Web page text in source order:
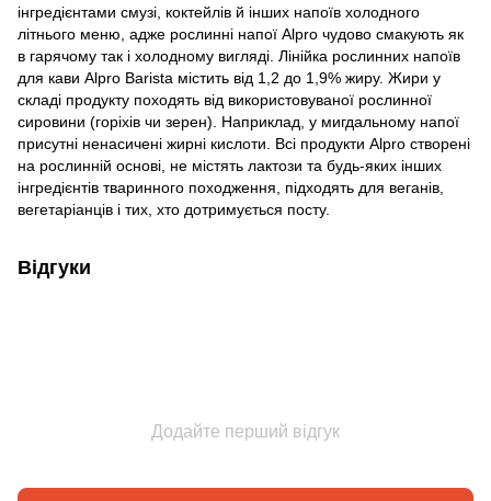
інгредієнтами смузі, коктейлів й інших напоїв холодного
літнього меню, адже рослинні напої Alpro чудово смакують як
в гарячому так і холодному вигляді. Лінійка рослинних напоїв
для кави Alpro Barista містить від 1,2 до 1,9% жиру. Жири у
складі продукту походять від використовуваної рослинної
сировини (горіхів чи зерен). Наприклад, у мигдальному напої
присутні ненасичені жирні кислоти. Всі продукти Alpro створені
на рослинній основі, не містять лактози та будь-яких інших
інгредієнтів тваринного походження, підходять для веганів,
вегетаріанців і тих, хто дотримується посту.
Відгуки
Додайте перший відгук